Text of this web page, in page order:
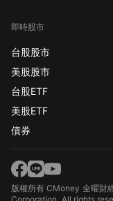
即時股市
台股股市
美股股市
台股ETF
美股ETF
債券
版權所有 CMoney 全曜